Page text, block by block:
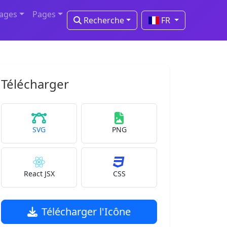
Pages
Recherche FR
Télécharger
SVG PNG
React JSX CSS
Télécharger l'Icône